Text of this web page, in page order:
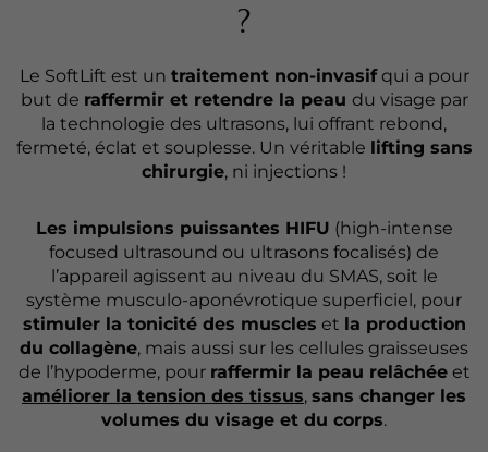
?
Le SoftLift est un traitement non-invasifqui a pour
but de raffermir et retendre la peau du visage par
la technologie des ultrasons, lui offrant rebond,
fermeté, éclat et souplesse. Un véritable lifting sans
chirurgie, ni injections !
Les impulsions puissantes HIFU (high-intense
focused ultrasound ou ultrasons focalisés) de
l’appareil agissent au niveau du SMAS, soit le
système musculo-aponévrotique superficiel, pour
stimuler la tonicité des muscles et la production
du collagène, mais aussi sur les cellules graisseuses
de l’hypoderme, pour raffermir la peau relâchéeet
améliorer la tension des tissus, sans changer les
volumes du visage et du corps.